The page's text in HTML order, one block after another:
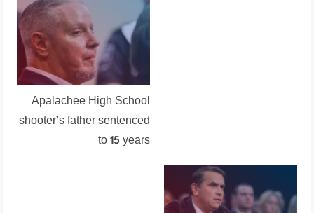
Apalachee High School
shooter’s father sentenced
to 15 years